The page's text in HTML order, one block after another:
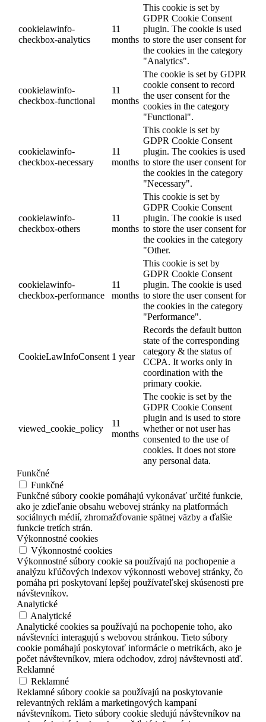
cookielawinfo-
checkbox-analytics
11
months
This cookie is set by
GDPR Cookie Consent
plugin. The cookie is used
to store the user consent for
the cookies in the category
"Analytics".
cookielawinfo-
checkbox-functional
11
months
The cookie is set by GDPR
cookie consent to record
the user consent for the
cookies in the category
"Functional".
cookielawinfo-
checkbox-necessary
11
months
This cookie is set by
GDPR Cookie Consent
plugin. The cookies is used
to store the user consent for
the cookies in the category
"Necessary".
cookielawinfo-
checkbox-others
11
months
This cookie is set by
GDPR Cookie Consent
plugin. The cookie is used
to store the user consent for
the cookies in the category
"Other.
cookielawinfo-
checkbox-performance
11
months
This cookie is set by
GDPR Cookie Consent
plugin. The cookie is used
to store the user consent for
the cookies in the category
"Performance".
CookieLawInfoConsent 1 year
Records the default button
state of the corresponding
category & the status of
CCPA. It works only in
coordination with the
primary cookie.
viewed_cookie_policy
11
months
The cookie is set by the
GDPR Cookie Consent
plugin and is used to store
whether or not user has
consented to the use of
cookies. It does not store
any personal data.
Funkčné
Funkčné
Funkčné súbory cookie pomáhajú vykonávať určité funkcie,
ako je zdieľanie obsahu webovej stránky na platformách
sociálnych médií, zhromažďovanie spätnej väzby a ďalšie
funkcie tretích strán.
Výkonnostné cookies
Výkonnostné cookies
Výkonnostné súbory cookie sa používajú na pochopenie a
analýzu kľúčových indexov výkonnosti webovej stránky, čo
pomáha pri poskytovaní lepšej používateľskej skúsenosti pre
návštevníkov.
Analytické
Analytické
Analytické cookies sa používajú na pochopenie toho, ako
návštevníci interagujú s webovou stránkou. Tieto súbory
cookie pomáhajú poskytovať informácie o metrikách, ako je
počet návštevníkov, miera odchodov, zdroj návštevnosti atď.
Reklamné
Reklamné
Reklamné súbory cookie sa používajú na poskytovanie
relevantných reklám a marketingových kampaní
návštevníkom. Tieto súbory cookie sledujú návštevníkov na